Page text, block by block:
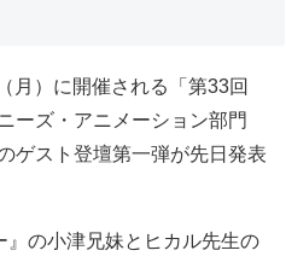
月）に開催される「第33回
ーズ・アニメーション部門
ゲスト登壇第一弾が先日発表
の小津兄妹とヒカル先生の